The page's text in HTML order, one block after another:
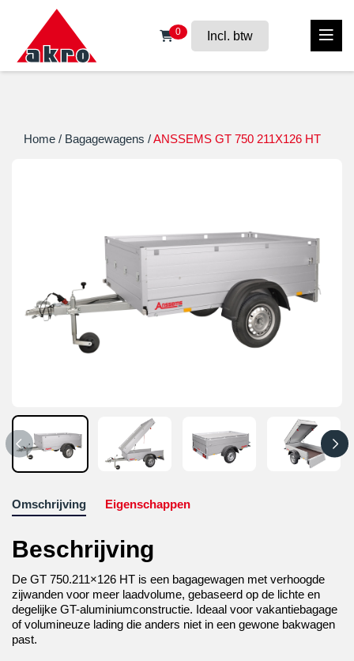
0 Incl. btw
Home / Bagagewagens /ANSSEMS GT 750 211X126 HT
Omschrijving Eigenschappen
Beschrijving
De GT 750.211×126 HT is een bagagewagen met verhoogde
zijwanden voor meer laadvolume, gebaseerd op de lichte en
degelijke GT-aluminiumconstructie. Ideaal voor vakantiebagage
of volumineuze lading die anders niet in een gewone bakwagen
past.